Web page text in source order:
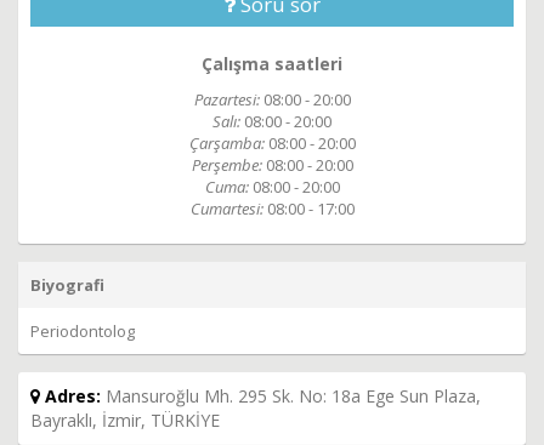
Çalışma saatleri
Pazartesi: 08:00 - 20:00
Salı: 08:00 - 20:00
Çarşamba: 08:00 - 20:00
Perşembe: 08:00 - 20:00
Cuma: 08:00 - 20:00
Cumartesi: 08:00 - 17:00
Biyografi
Periodontolog
Adres: Mansuroğlu Mh. 295 Sk. No: 18a Ege Sun Plaza,
Bayraklı, İzmir, TÜRKİYE